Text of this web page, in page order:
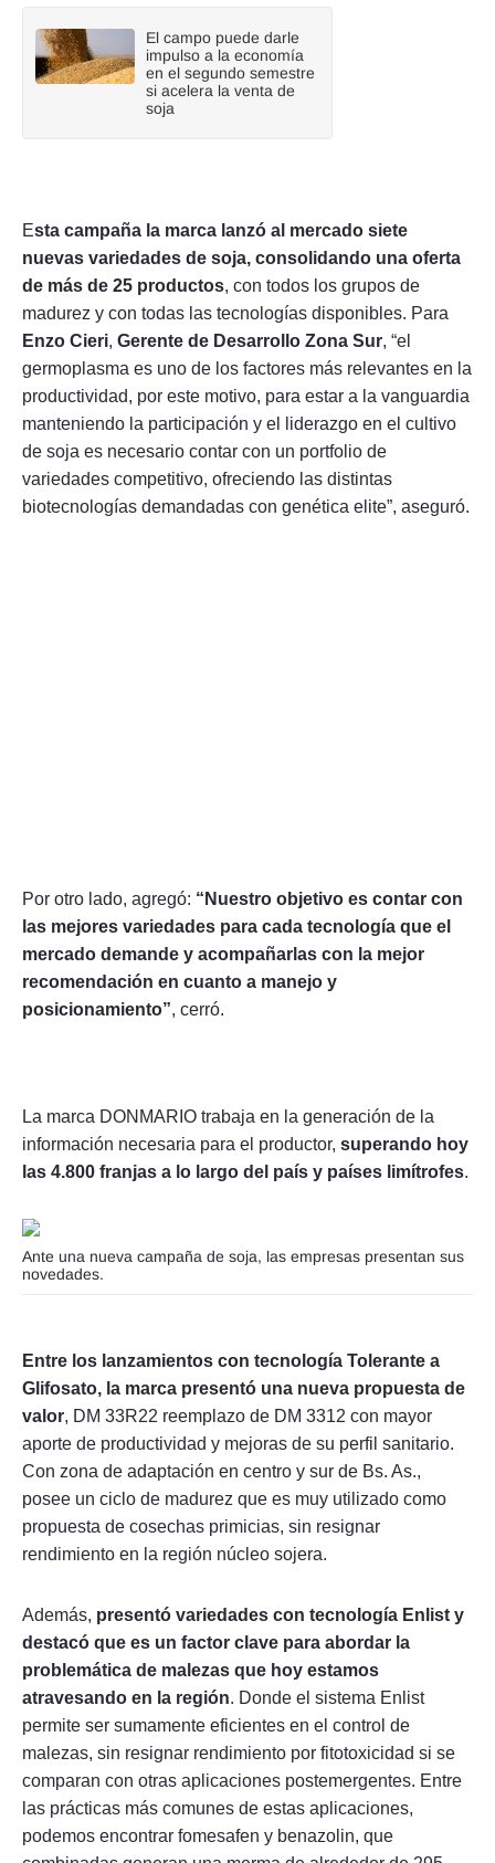
El campo puede darle
impulso a la economía
en el segundo semestre
si acelera la venta de
soja
Esta campaña la marca lanzó al mercado siete
nuevas variedades de soja, consolidando una oferta
de más de 25 productos, con todos los grupos de
madurez y con todas las tecnologías disponibles. Para
Enzo Cieri, Gerente de Desarrollo Zona Sur, “el
germoplasma es uno de los factores más relevantes en la
productividad, por este motivo, para estar a la vanguardia
manteniendo la participación y el liderazgo en el cultivo
de soja es necesario contar con un portfolio de
variedades competitivo, ofreciendo las distintas
biotecnologías demandadas con genética elite”, aseguró.
Por otro lado, agregó: “Nuestro objetivo es contar con
las mejores variedades para cada tecnología que el
mercado demande y acompañarlas con la mejor
recomendación en cuanto a manejo y
posicionamiento”, cerró.
La marca DONMARIO trabaja en la generación de la
información necesaria para el productor, superando hoy
las 4.800 franjas a lo largo del país y países limítrofes.
Ante una nueva campaña de soja, las empresas presentan sus
novedades.
Entre los lanzamientos con tecnología Tolerante a
Glifosato, la marca presentó una nueva propuesta de
valor, DM 33R22 reemplazo de DM 3312 con mayor
aporte de productividad y mejoras de su perfil sanitario.
Con zona de adaptación en centro y sur de Bs. As.,
posee un ciclo de madurez que es muy utilizado como
propuesta de cosechas primicias, sin resignar
rendimiento en la región núcleo sojera.
Además, presentó variedades con tecnología Enlist y
destacó que es un factor clave para abordar la
problemática de malezas que hoy estamos
atravesando en la región. Donde el sistema Enlist
permite ser sumamente eficientes en el control de
malezas, sin resignar rendimiento por fitotoxicidad si se
comparan con otras aplicaciones postemergentes. Entre
las prácticas más comunes de estas aplicaciones,
podemos encontrar fomesafen y benazolin, que